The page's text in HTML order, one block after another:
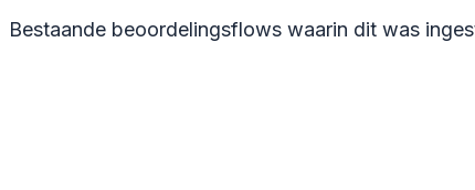
Bestaande beoordelingsflows waarin dit was